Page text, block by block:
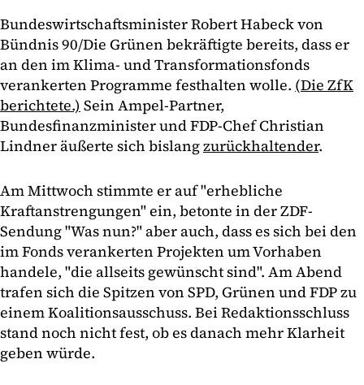
Bundeswirtschaftsminister Robert Habeck von
Bündnis 90/Die Grünen bekräftigte bereits, dass er
an den im Klima- und Transformationsfonds
verankerten Programme festhalten wolle. (Die ZfK
berichtete.) Sein Ampel-Partner,
Bundesfinanzminister und FDP-Chef Christian
Lindner äußerte sich bislangzurückhaltender.
Am Mittwoch stimmte er auf "erhebliche
Kraftanstrengungen" ein, betonte in der ZDF-
Sendung "Was nun?" aber auch, dass es sich bei den
im Fonds verankerten Projekten um Vorhaben
handele, "die allseits gewünscht sind". Am Abend
trafen sich die Spitzen von SPD, Grünen und FDP zu
einem Koalitionsausschuss. Bei Redaktionsschluss
stand noch nicht fest, ob es danach mehr Klarheit
geben würde.